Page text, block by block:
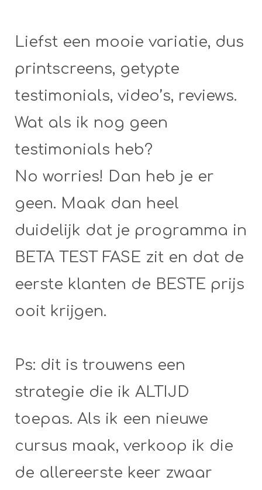
Liefst een mooie variatie, dus
printscreens, getypte
testimonials, video’s, reviews.
Wat als ik nog geen
testimonials heb?
No worries! Dan heb je er
geen. Maak dan heel
duidelijk dat je programma in
BETA TEST FASE zit en dat de
eerste klanten de BESTE prijs
ooit krijgen.
Ps: dit is trouwens een
strategie die ik ALTIJD
toepas. Als ik een nieuwe
cursus maak, verkoop ik die
de allereerste keer zwaar